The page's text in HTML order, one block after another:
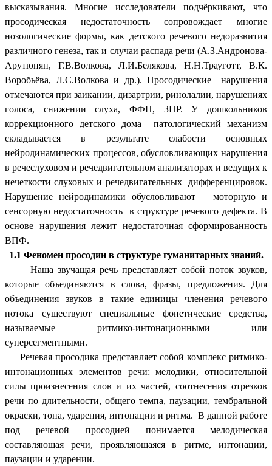
высказывания. Многие исследователи подчёркивают, что
просодическая недостаточность сопровождает многие
нозологические формы, как детского речевого недоразвития
различного генеза, так и случаи распада речи (А.З.Андронова-
Арутюнян, Г.В.Волкова, Л.И.Белякова, Н.Н.Трауготт, В.К.
Воробьёва, Л.С.Волкова и др.). Просодические нарушения
отмечаются при заикании, дизартрии, ринолалии, нарушениях
голоса, снижении слуха, ФФН, ЗПР. У дошкольников
коррекционного детского дома патологический механизм
складывается в результате слабости основных
нейродинамических процессов, обусловливающих нарушения
в речеслуховом и речедвигательном анализаторах и ведущих к
нечеткости слуховых и речедвигательных дифференцировок.
Нарушение нейродинамики обусловливают моторную и
сенсорную недостаточность в структуре речевого дефекта. В
основе нарушения лежит недостаточная сформированность
ВПФ.
1.1 Феномен просодии в структуре гуманитарных знаний.
Наша звучащая речь представляет собой поток звуков,
которые объединяются в слова, фразы, предложения. Для
объединения звуков в такие единицы членения речевого
потока существуют специальные фонетические средства,
называемые ритмико-интонационными или
суперсегментными.
Речевая просодика представляет собой комплекс ритмико-
интонационных элементов речи: мелодики, относительной
силы произнесения слов и их частей, соотнесения отрезков
речи по длительности, общего темпа, паузации, тембральной
окраски, тона, ударения, интонации и ритма. В данной работе
под речевой просодией понимается мелодическая
составляющая речи, проявляющаяся в ритме, интонации,
паузации и ударении.